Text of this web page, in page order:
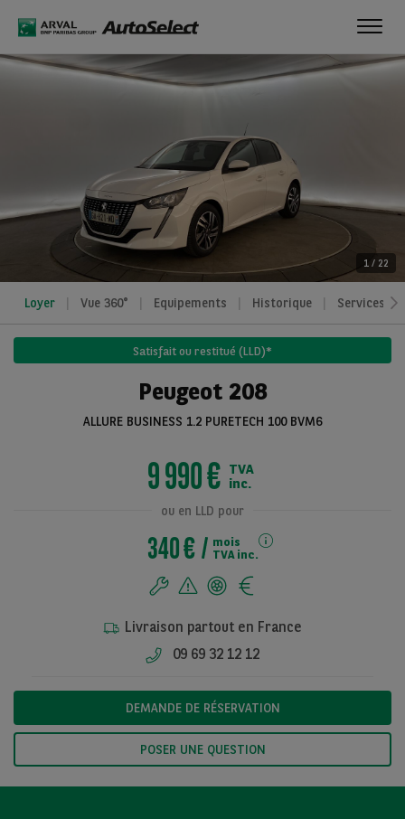
1 / 22
Voir toutes les
Loyer Vue 360° Equipements Historique Services
Satisfait ou restitué (LLD)*
Peugeot 208
ALLURE BUSINESS 1.2 PURETECH 100 BVM6
9 990 € TVA
inc.
ou en LLD pour
340 €
mois
TVA inc.
Livraison partout en France
09 69 32 12 12
DEMANDE DE RÉSERVATION
POSER UNE QUESTION